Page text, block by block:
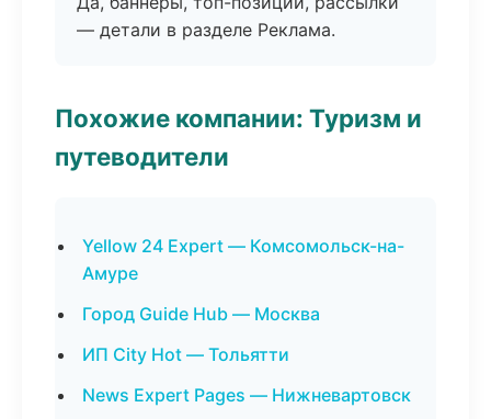
— детали в разделе Реклама.
Похожие компании: Туризм и
путеводители
Yellow 24 Expert — Комсомольск-на-
Амуре
Город Guide Hub — Москва
ИП City Hot — Тольятти
News Expert Pages — Нижневартовск